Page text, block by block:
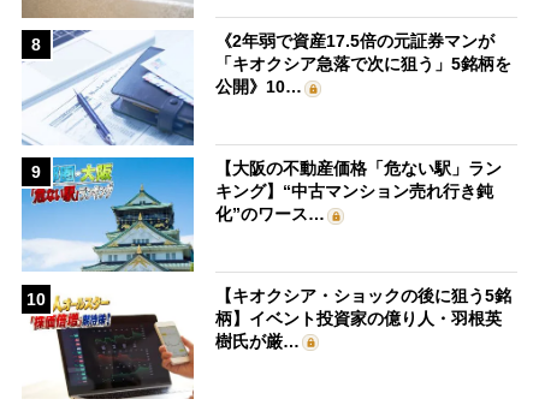
8
《2年弱で資産17.5倍の元証券マンが
「キオクシア急落で次に狙う」5銘柄を
公開》10…
9
【大阪の不動産価格「危ない駅」ラン
キング】“中古マンション売れ行き鈍
化”のワース…
10
【キオクシア・ショックの後に狙う5銘
柄】イベント投資家の億り人・羽根英
樹氏が厳…